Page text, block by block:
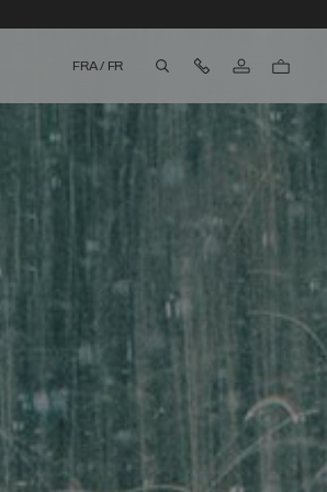
FRA / FR Nous contacter